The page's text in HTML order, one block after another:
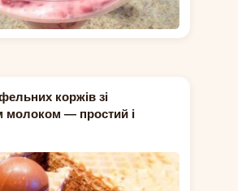
коржів зі
молоком — простий і